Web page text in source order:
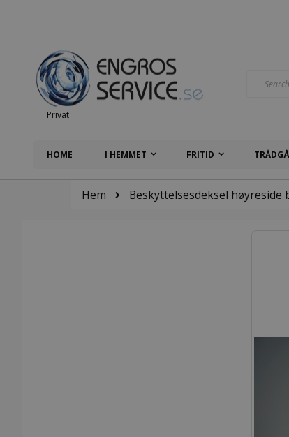
Privat
HOME I HEMMET FRITID
Hem Beskyttelsesdeksel høyreside